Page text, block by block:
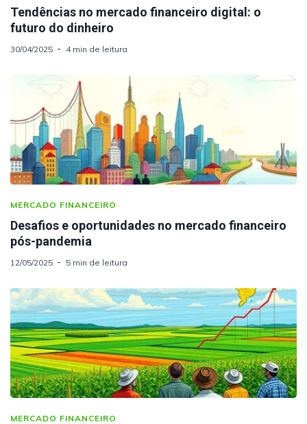
Tendências no mercado financeiro digital: o
futuro do dinheiro
30/04/2025 4 min de leitura
MERCADO FINANCEIRO
Desafios e oportunidades no mercado financeiro
pós-pandemia
12/05/2025 5 min de leitura
MERCADO FINANCEIRO